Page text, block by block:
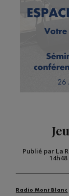
Publié par La
14h48
Radio Mont Blanc